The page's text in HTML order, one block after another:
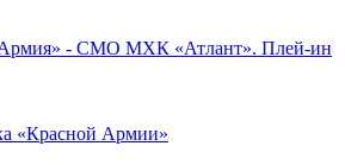
Армия» - СМО МХК «Атлант». Плей-ин
«Красной Армии»